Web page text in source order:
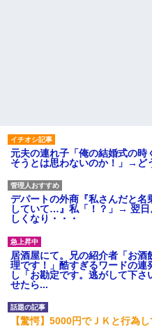
元夫の連れ子「俺の結婚式の
そうとは思わないのか！」→ど
デパートの外商『私さんだと名
していて…』私「！？」→ 翌日
しくなり・・・
居酒屋にて。兄の紹介者「お
理です！」酷すぎるワードの
し「お勘定です。逃がして下
せたら...
【驚愕】5000円でＪＫと行為